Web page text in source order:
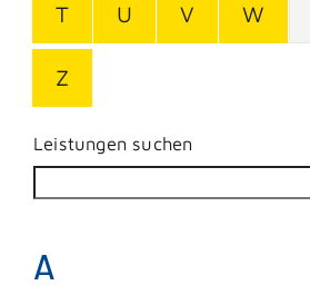
T U V W
Z
Leistungen suchen
A